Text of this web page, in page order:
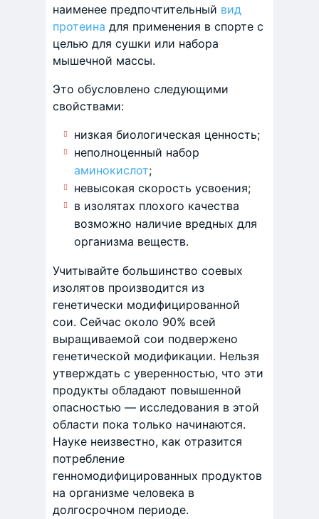
наименее предпочтительный вид
протеина для применения в спорте с
целью для сушки или набора
мышечной массы.
Это обусловлено следующими
свойствами:
низкая биологическая ценность;
неполноценный набор
аминокислот;
невысокая скорость усвоения;
в изолятах плохого качества
возможно наличие вредных для
организма веществ.
Учитывайте большинство соевых
изолятов производится из
генетически модифицированной
сои. Сейчас около 90% всей
выращиваемой сои подвержено
генетической модификации. Нельзя
утверждать с уверенностью, что эти
продукты обладают повышенной
опасностью — исследования в этой
области пока только начинаются.
Науке неизвестно, как отразится
потребление
генномодифицированных продуктов
на организме человека в
долгосрочном периоде.